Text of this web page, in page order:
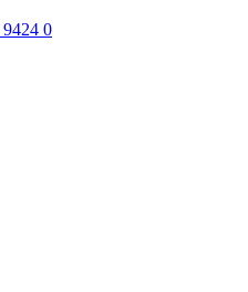
0